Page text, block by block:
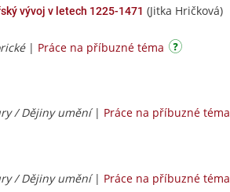
vývoj v letech 1225-1471 (Jitka Hričková)
| Práce na příbuzné téma
/ Dějiny umění| Práce na příbuzné téma
/ Dějiny umění| Práce na příbuzné téma